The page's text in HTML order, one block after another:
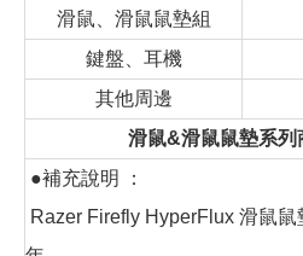
滑鼠、滑鼠鼠墊組
鍵盤、耳機
其他周邊
滑鼠&滑鼠鼠墊系列
●補充說明 ：
Razer Firefly HyperFlux 滑鼠